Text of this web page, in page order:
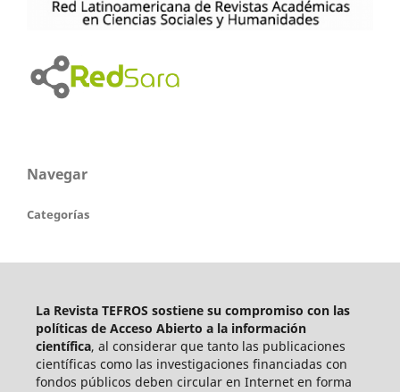
Navegar
Categorías
La Revista TEFROS sostiene su compromiso con las
políticas de Acceso Abierto a la información
científica, al considerar que tanto las publicaciones
científicas como las investigaciones financiadas con
fondos públicos deben circular en Internet en forma